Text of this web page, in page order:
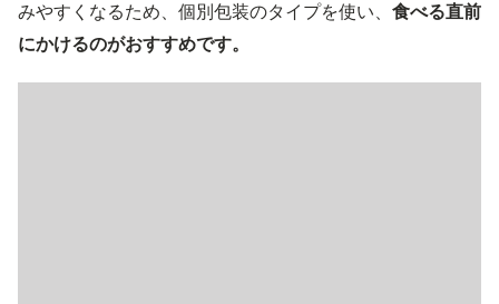
みやすくなるため、個別包装のタイプを使い、 食べる直前
にかけるのがおすすめです。